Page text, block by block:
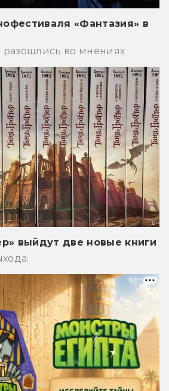
«Фантазия» в
во мнениях
выйдут две новые книги